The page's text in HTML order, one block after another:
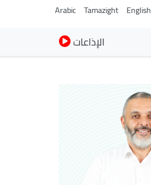
Arabic Tamazight English
الإذاعات